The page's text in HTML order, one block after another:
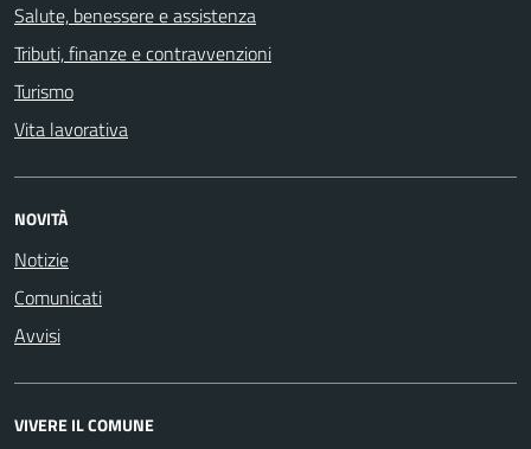
Salute, benessere e assistenza
Tributi, finanze e contravvenzioni
Turismo
Vita lavorativa
NOVITÀ
Notizie
Comunicati
Avvisi
VIVERE IL COMUNE